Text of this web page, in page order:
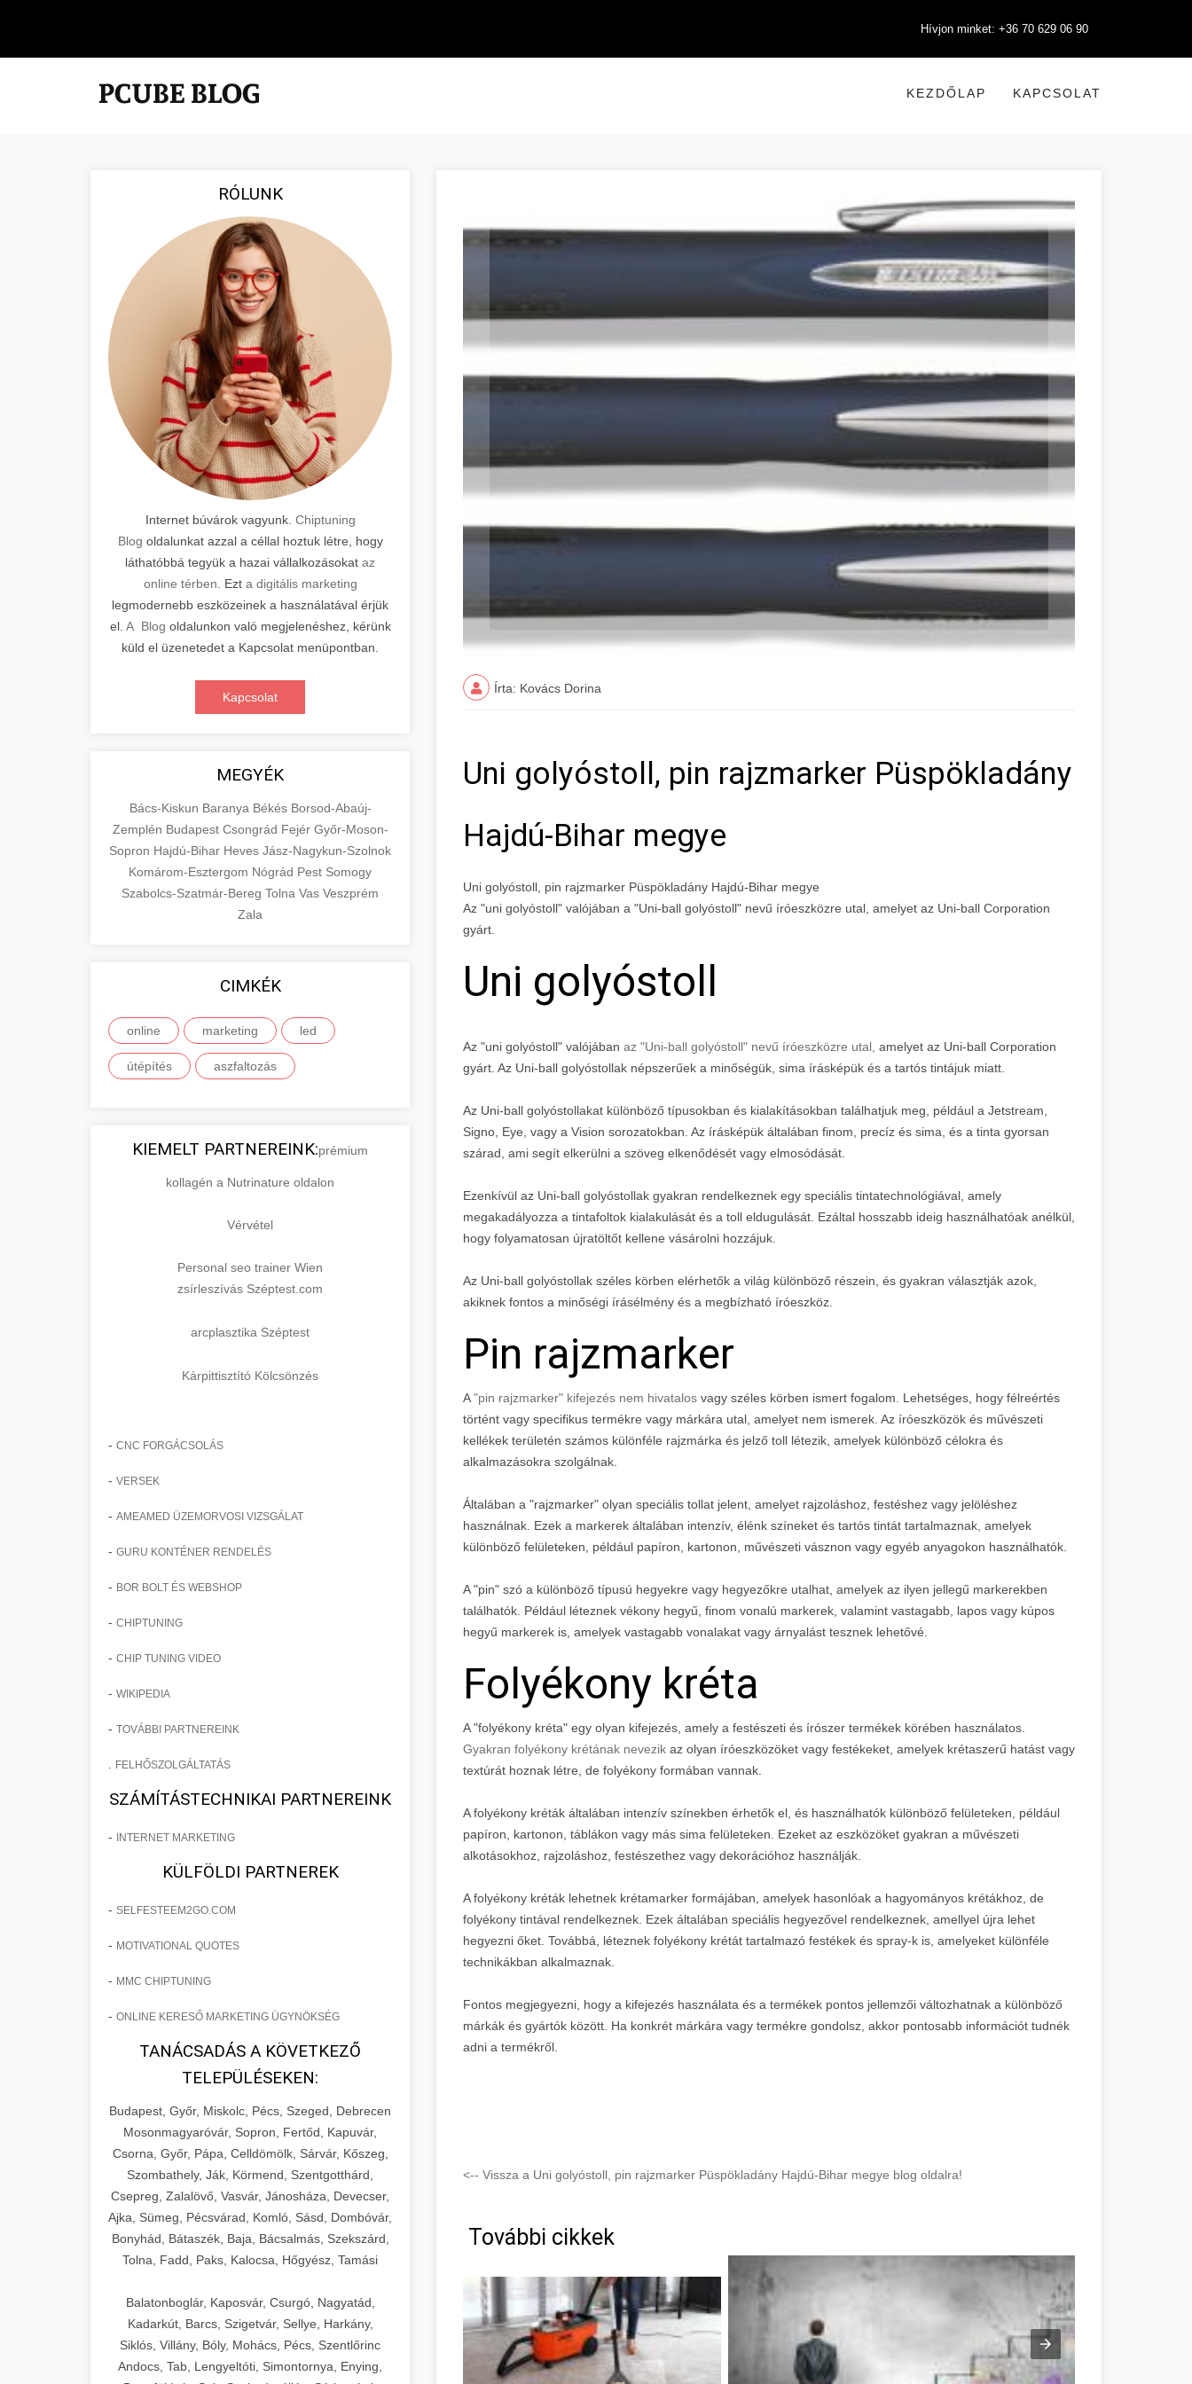
Hívjon minket: +36 70 629 06 90
KEZDŐLAP KAPCSOLAT
RÓLUNK
Internet búvárok vagyunk. Chiptuning
Blog oldalunkat azzal a céllal hoztuk létre, hogy
láthatóbbá tegyük a hazai vállalkozásokat az
online térben . Ezt a digitális marketing
legmodernebb eszközeinek a használatával érjük
el. A Blog oldalunkon való megjelenéshez, kérünk
küld el üzenetedet a Kapcsolat menüpontban.
Kapcsolat
MEGYÉK
Bács-Kiskun Baranya Békés Borsod-Abaúj-
Zemplén Budapest Csongrád Fejér Győr-Moson-
Sopron Hajdú-Bihar Heves Jász-Nagykun-Szolnok
Komárom-Esztergom Nógrád Pest Somogy
Szabolcs-Szatmár-Bereg Tolna Vas Veszprém
Zala
CIMKÉK
online marketing led
útépítés aszfaltozás
KIEMELT PARTNEREINK:prémium
kollagén a Nutrinature oldalon
Vérvétel
Personal seo trainer Wien
zsírleszívás Széptest.com
arcplasztika Széptest
Kárpittisztító Kölcsönzés
- CNC FORGÁCSOLÁS
- VERSEK
- AMEAMED ÜZEMORVOSI VIZSGÁLAT
- GURU KONTÉNER RENDELÉS
- BOR BOLT ÉS WEBSHOP
- CHIPTUNING
- CHIP TUNING VIDEO
- WIKIPEDIA
- TOVÁBBI PARTNEREINK
FELHŐSZOLGÁLTATÁS
SZÁMÍTÁSTECHNIKAI PARTNEREINK
- INTERNET MARKETING
KÜLFÖLDI PARTNEREK
- SELFESTEEM2GO.COM
- MOTIVATIONAL QUOTES
- MMC CHIPTUNING
- ONLINE KERESŐ MARKETING ÜGYNÖKSÉG
TANÁCSADÁS A KÖVETKEZŐ
TELEPÜLÉSEKEN:
Budapest, Győr, Miskolc, Pécs, Szeged, Debrecen
Mosonmagyaróvár, Sopron, Fertőd, Kapuvár,
Csorna, Győr, Pápa, Celldömölk, Sárvár, Kőszeg,
Szombathely, Ják, Körmend, Szentgotthárd,
Csepreg, Zalalövő, Vasvár, Jánosháza, Devecser,
Ajka, Sümeg, Pécsvárad, Komló, Sásd, Dombóvár,
Bonyhád, Bátaszék, Baja, Bácsalmás, Szekszárd,
Tolna, Fadd, Paks, Kalocsa, Hőgyész, Tamási
Balatonboglár, Kaposvár, Csurgó, Nagyatád,
Kadarkút, Barcs, Szigetvár, Sellye, Harkány,
Siklós, Villány, Bóly, Mohács, Pécs, Szentlőrinc
Andocs, Tab, Lengyeltóti, Simontornya, Enying,
Írta: Kovács Dorina
Uni golyóstoll, pin rajzmarker Püspökladány
Hajdú-Bihar megye
Uni golyóstoll, pin rajzmarker Püspökladány Hajdú-Bihar megye
Az "uni golyóstoll" valójában a "Uni-ball golyóstoll" nevű íróeszközre utal, amelyet az Uni-ball Corporation
gyárt.
Uni golyóstoll
Az "uni golyóstoll" valójában az "Uni-ball golyóstoll" nevű íróeszközre utal, amelyet az Uni-ball Corporation
gyárt. Az Uni-ball golyóstollak népszerűek a minőségük, sima írásképük és a tartós tintájuk miatt.
Az Uni-ball golyóstollakat különböző típusokban és kialakításokban találhatjuk meg, például a Jetstream,
Signo, Eye, vagy a Vision sorozatokban. Az írásképük általában finom, precíz és sima, és a tinta gyorsan
szárad, ami segít elkerülni a szöveg elkenődését vagy elmosódását.
Ezenkívül az Uni-ball golyóstollak gyakran rendelkeznek egy speciális tintatechnológiával, amely
megakadályozza a tintafoltok kialakulását és a toll eldugulását. Ezáltal hosszabb ideig használhatóak anélkül,
hogy folyamatosan újratöltőt kellene vásárolni hozzájuk.
Az Uni-ball golyóstollak széles körben elérhetők a világ különböző részein, és gyakran választják azok,
akiknek fontos a minőségi írásélmény és a megbízható íróeszköz.
Pin rajzmarker
A"pin rajzmarker" kifejezés nem hivatalos vagy széles körben ismert fogalom. Lehetséges, hogy félreértés
történt vagy specifikus termékre vagy márkára utal, amelyet nem ismerek. Az íróeszközök és művészeti
kellékek területén számos különféle rajzmárka és jelző toll létezik, amelyek különböző célokra és
alkalmazásokra szolgálnak.
Általában a "rajzmarker" olyan speciális tollat jelent, amelyet rajzoláshoz, festéshez vagy jelöléshez
használnak. Ezek a markerek általában intenzív, élénk színeket és tartós tintát tartalmaznak, amelyek
különböző felületeken, például papíron, kartonon, művészeti vásznon vagy egyéb anyagokon használhatók.
A "pin" szó a különböző típusú hegyekre vagy hegyezőkre utalhat, amelyek az ilyen jellegű markerekben
találhatók. Például léteznek vékony hegyű, finom vonalú markerek, valamint vastagabb, lapos vagy kúpos
hegyű markerek is, amelyek vastagabb vonalakat vagy árnyalást tesznek lehetővé.
Folyékony kréta
A "folyékony kréta" egy olyan kifejezés, amely a festészeti és írószer termékek körében használatos.
Gyakran folyékony krétának nevezik az olyan íróeszközöket vagy festékeket, amelyek krétaszerű hatást vagy
textúrát hoznak létre, de folyékony formában vannak.
A folyékony kréták általában intenzív színekben érhetők el, és használhatók különböző felületeken, például
papíron, kartonon, táblákon vagy más sima felületeken. Ezeket az eszközöket gyakran a művészeti
alkotásokhoz, rajzoláshoz, festészethez vagy dekorációhoz használják.
A folyékony kréták lehetnek krétamarker formájában, amelyek hasonlóak a hagyományos krétákhoz, de
folyékony tintával rendelkeznek. Ezek általában speciális hegyezővel rendelkeznek, amellyel újra lehet
hegyezni őket. Továbbá, léteznek folyékony krétát tartalmazó festékek és spray-k is, amelyeket különféle
technikákban alkalmaznak.
Fontos megjegyezni, hogy a kifejezés használata és a termékek pontos jellemzői változhatnak a különböző
márkák és gyártók között. Ha konkrét márkára vagy termékre gondolsz, akkor pontosabb információt tudnék
adni a termékről.
<-- Vissza a Uni golyóstoll, pin rajzmarker Püspökladány Hajdú-Bihar megye blog oldalra!
További cikkek